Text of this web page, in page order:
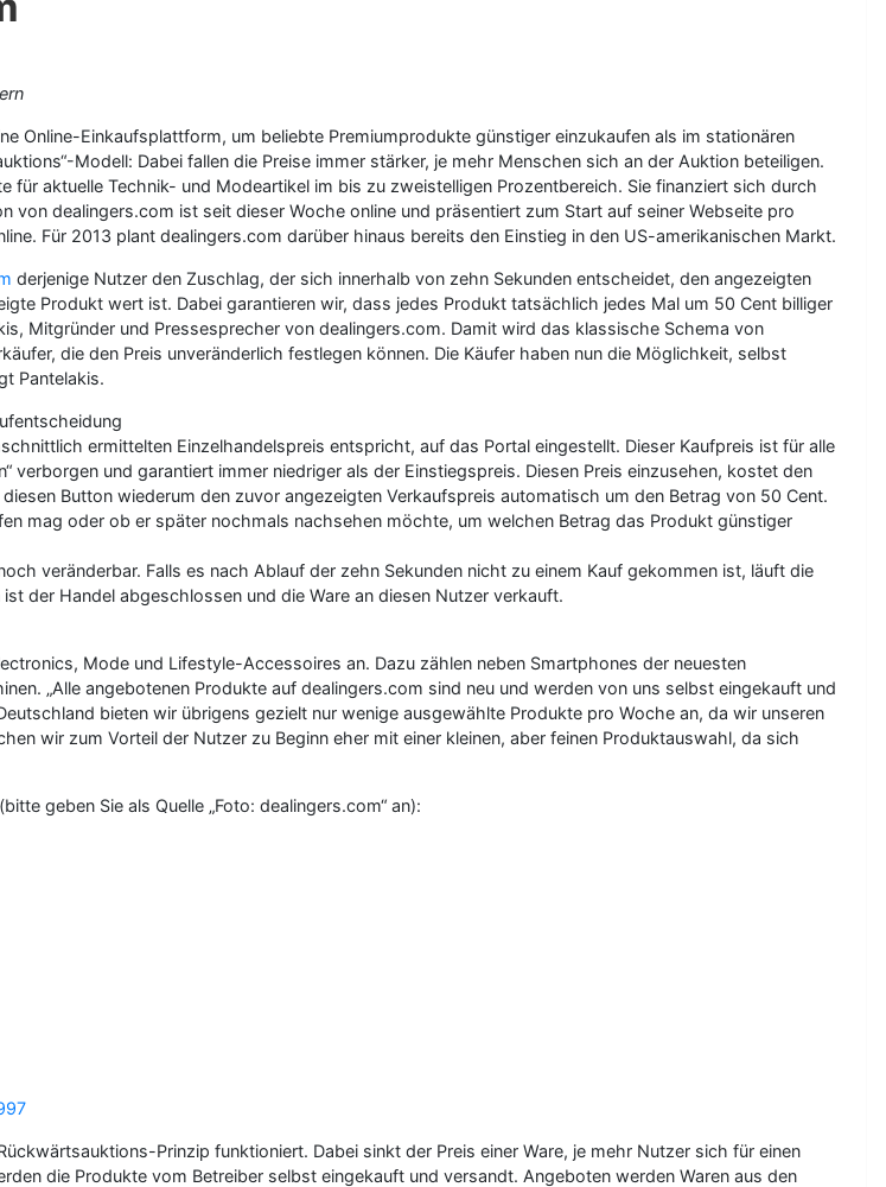
Online-Einkaufsplattform, um beliebte Premiumprodukte günstiger einzukaufen als im stationären
Modell: Dabei fallen die Preise immer stärker, je mehr Menschen sich an der Auktion beteiligen.
aktuelle Technik- und Modeartikel im bis zu zweistelligen Prozentbereich. Sie finanziert sich durch
dealingers.com ist seit dieser Woche online und präsentiert zum Start auf seiner Webseite pro
Für 2013 plant dealingers.com darüber hinaus bereits den Einstieg in den US-amerikanischen Markt.
derjenige Nutzer den Zuschlag, der sich innerhalb von zehn Sekunden entscheidet, den angezeigten
Produkt wert ist. Dabei garantieren wir, dass jedes Produkt tatsächlich jedes Mal um 50 Cent billiger
Mitgründer und Pressesprecher von dealingers.com. Damit wird das klassische Schema von
die den Preis unveränderlich festlegen können. Die Käufer haben nun die Möglichkeit, selbst
Pantelakis.
ermittelten Einzelhandelspreis entspricht, auf das Portal eingestellt. Dieser Kaufpreis ist für alle
verborgen und garantiert immer niedriger als der Einstiegspreis. Diesen Preis einzusehen, kostet den
Button wiederum den zuvor angezeigten Verkaufspreis automatisch um den Betrag von 50 Cent.
mag oder ob er später nochmals nachsehen möchte, um welchen Betrag das Produkt günstiger
veränderbar. Falls es nach Ablauf der zehn Sekunden nicht zu einem Kauf gekommen ist, läuft die
der Handel abgeschlossen und die Ware an diesen Nutzer verkauft.
Mode und Lifestyle-Accessoires an. Dazu zählen neben Smartphones der neuesten
„Alle angebotenen Produkte auf dealingers.com sind neu und werden von uns selbst eingekauft und
bieten wir übrigens gezielt nur wenige ausgewählte Produkte pro Woche an, da wir unseren
wir zum Vorteil der Nutzer zu Beginn eher mit einer kleinen, aber feinen Produktauswahl, da sich
geben Sie als Quelle „Foto: dealingers.com“ an):
Prinzip funktioniert. Dabei sinkt der Preis einer Ware, je mehr Nutzer sich für einen
die Produkte vom Betreiber selbst eingekauft und versandt. Angeboten werden Waren aus den